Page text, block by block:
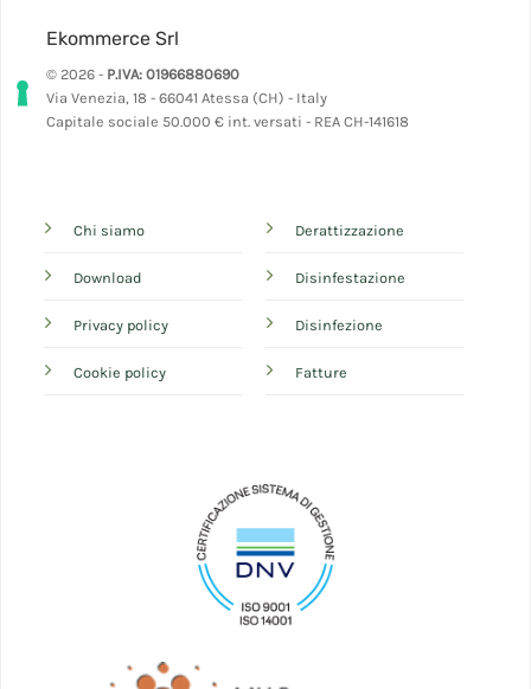
Ekommerce Srl
© 2026 - P.IVA: 01966880690
Via Venezia, 18 - 66041 Atessa (CH) - Italy
Capitale sociale 50.000 € int. versati - REA CH-141618
Chi siamo
Download
Privacy policy
Cookie policy
Derattizzazione
Disinfestazione
Disinfezione
Fatture